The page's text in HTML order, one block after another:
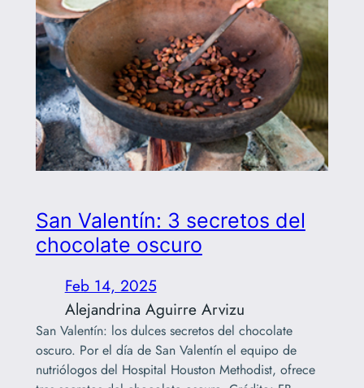
San Valentín: 3 secretos del
chocolate oscuro
Feb 14, 2025
Alejandrina Aguirre Arvizu
San Valentín: los dulces secretos del chocolate
oscuro. Por el día de San Valentín el equipo de
nutriólogos del Hospital Houston Methodist, ofrece